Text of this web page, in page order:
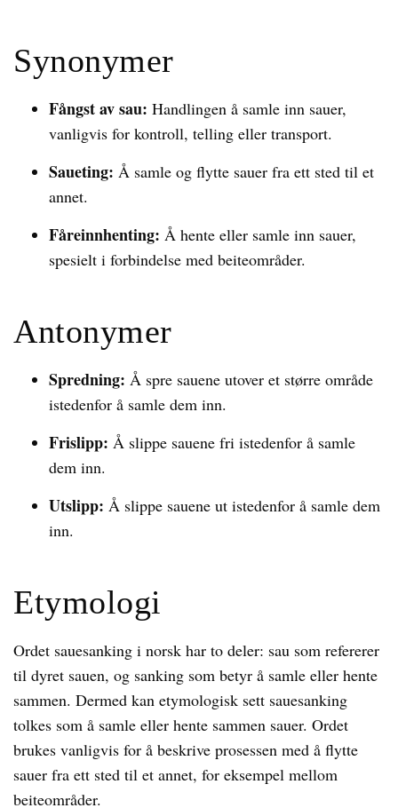
Synonymer
Fångst av sau: Handlingen å samle inn sauer,
vanligvis for kontroll, telling eller transport.
Saueting: Å samle og flytte sauer fra ett sted til et
annet.
Fåreinnhenting: Å hente eller samle inn sauer,
spesielt i forbindelse med beiteområder.
Antonymer
Spredning: Å spre sauene utover et større område
istedenfor å samle dem inn.
Frislipp: Å slippe sauene fri istedenfor å samle
dem inn.
Utslipp: Å slippe sauene ut istedenfor å samle dem
inn.
Etymologi
Ordet sauesanking i norsk har to deler: sau som refererer
til dyret sauen, og sanking som betyr å samle eller hente
sammen. Dermed kan etymologisk sett sauesanking
tolkes som å samle eller hente sammen sauer. Ordet
brukes vanligvis for å beskrive prosessen med å flytte
sauer fra ett sted til et annet, for eksempel mellom
beiteområder.